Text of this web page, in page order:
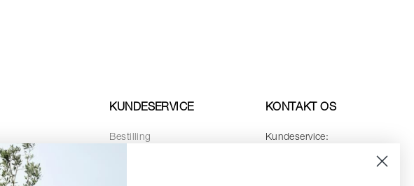
KUNDESERVICE
Bestilling
KONTAKT OS
Kundeservice:
+45 8768 4728